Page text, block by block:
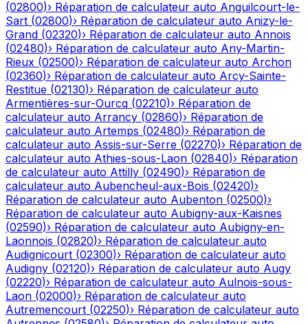
(02800)› Réparation de calculateur auto Anguilcourt-le-
Sart (02800)› Réparation de calculateur auto Anizy-le-
Grand (02320)› Réparation de calculateur auto Annois
(02480)› Réparation de calculateur auto Any-Martin-
Rieux (02500)› Réparation de calculateur auto Archon
(02360)› Réparation de calculateur auto Arcy-Sainte-
Restitue (02130)› Réparation de calculateur auto
Armentières-sur-Ourcq (02210)› Réparation de
calculateur auto Arrancy (02860)› Réparation de
calculateur auto Artemps (02480)› Réparation de
calculateur auto Assis-sur-Serre (02270)› Réparation de
calculateur auto Athies-sous-Laon (02840)› Réparation
de calculateur auto Attilly (02490)› Réparation de
calculateur auto Aubencheul-aux-Bois (02420)›
Réparation de calculateur auto Aubenton (02500)›
Réparation de calculateur auto Aubigny-aux-Kaisnes
(02590)› Réparation de calculateur auto Aubigny-en-
Laonnois (02820)› Réparation de calculateur auto
Audignicourt (02300)› Réparation de calculateur auto
Audigny (02120)› Réparation de calculateur auto Augy
(02220)› Réparation de calculateur auto Aulnois-sous-
Laon (02000)› Réparation de calculateur auto
Autremencourt (02250)› Réparation de calculateur auto